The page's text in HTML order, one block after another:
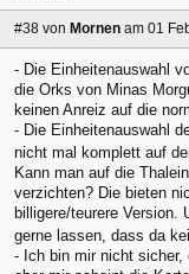
#38 von Mornen am 01
- Die Einheitenauswahl
die Orks von Minas
keinen Anreiz auf die
- Die Einheitenauswahl
nicht mal komplett auf
Kann man auf die
verzichten? Die bieten
billigere/teurere Version.
gerne lassen, dass da
- Ich bin mir nicht sicher,